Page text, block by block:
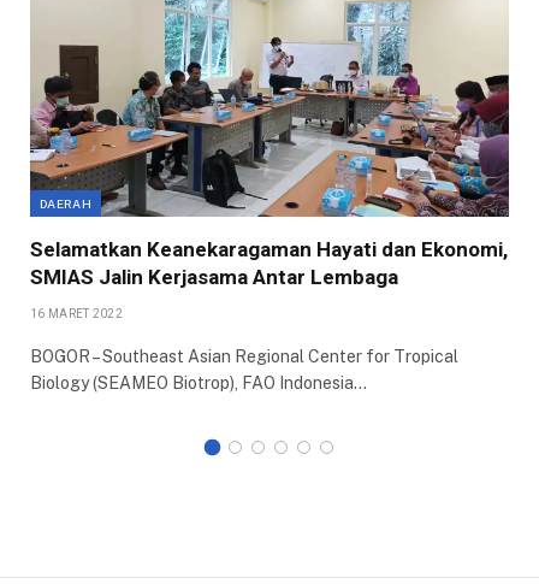
DAERAH
Selamatkan Keanekaragaman Hayati dan Ekonomi,
SMIAS Jalin Kerjasama Antar Lembaga
16 MARET 2022
BOGOR – Southeast Asian Regional Center for Tropical
Biology (SEAMEO Biotrop), FAO Indonesia…